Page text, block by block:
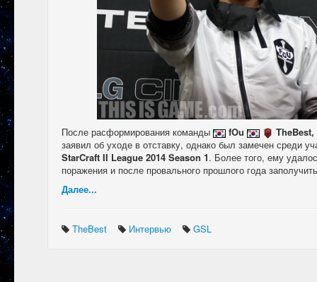
После расформирования команды fOu
TheBest,
заявил об уходе в отставку, однако был замечен среди
StarCraft II League 2014 Season 1. Более того, ему
поражения и после провального прошлого года
Далее...
TheBest Интервью GSL